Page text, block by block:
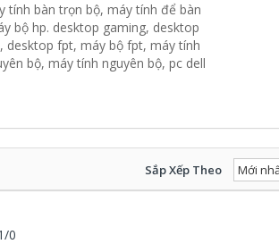
tính bàn trọn bộ, máy tính để bàn
bộ hp. desktop gaming, desktop
desktop fpt, máy bộ fpt, máy tính
bộ, máy tính nguyên bộ, pc dell
Sắp Xếp Theo
0